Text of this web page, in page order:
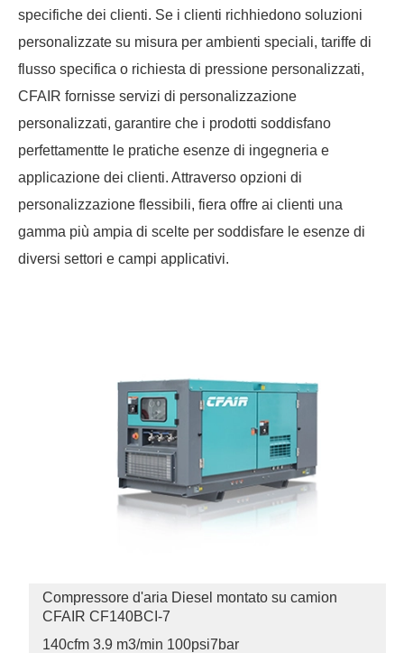
specifiche dei clienti. Se i clienti richhiedono soluzioni
personalizzate su misura per ambienti speciali, tariffe di
flusso specifica o richiesta di pressione personalizzati,
CFAIR fornisse servizi di personalizzazione
personalizzati, garantire che i prodotti soddisfano
perfettamentte le pratiche esenze di ingegneria e
applicazione dei clienti. Attraverso opzioni di
personalizzazione flessibili, fiera offre ai clienti una
gamma più ampia di scelte per soddisfare le esenze di
diversi settori e campi applicativi.
Compressore d'aria Diesel montato su camion
CFAIR CF140BCI-7
140cfm 3.9 m3/min 100psi7bar